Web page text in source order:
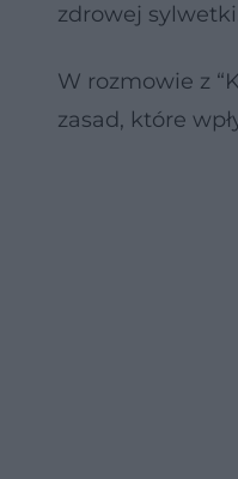
zdrowej
W rozmowie z
zasad, które